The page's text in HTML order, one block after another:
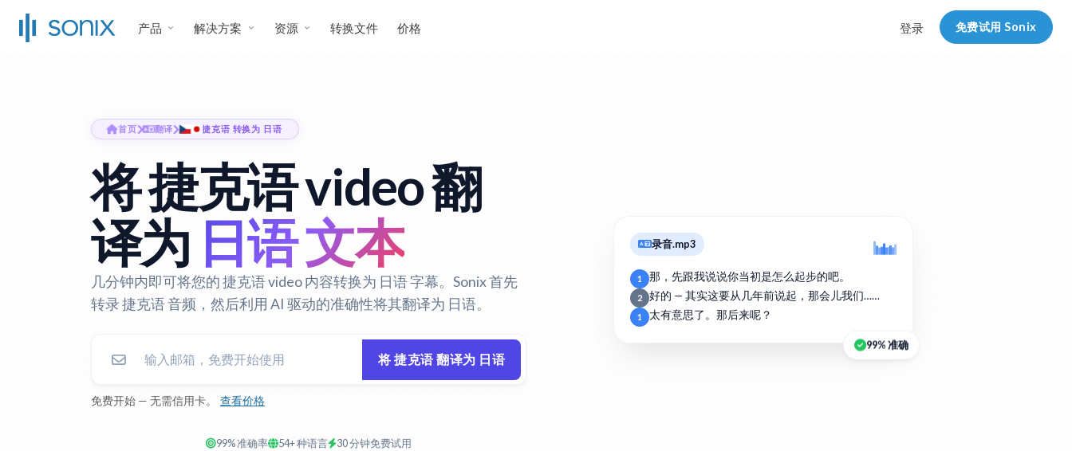
产品 解决方案 资源 转换文件 价格 登录 免费试用 Sonix
首页 翻译 捷克语 转换为 日语
将 捷克语 video 翻
译为 日语 文本
几分钟内即可将您的 捷克语 video 内容转换为 日语 字幕。Sonix 首先
转录 捷克语 音频，然后利用 AI 驱动的准确性将其翻译为 日语。
将 捷克语 翻译为 日语
免费开始 — 无需信用卡。 查看价格
99% 准确率 54+ 种语言 30 分钟免费试用
录音.mp3
1 那，先跟我说说你当初是怎么起步的吧。
2 好的 — 其实这要从几年前说起，那会儿我们……
1 太有意思了。那后来呢？
99% 准确